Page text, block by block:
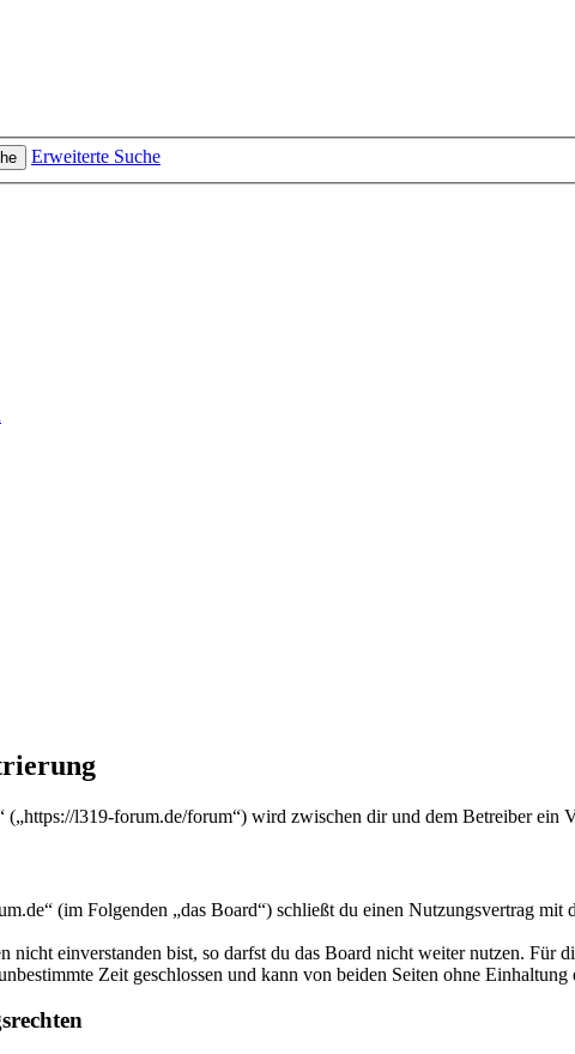
Erweiterte Suche
l319-forum.de/forum“) wird zwischen dir und dem Betreiber ein
(im Folgenden „das Board“) schließt du einen Nutzungsvertrag
nicht einverstanden bist, so darfst du das Board nicht weiter nutzen.
Zeit geschlossen und kann von beiden Seiten ohne